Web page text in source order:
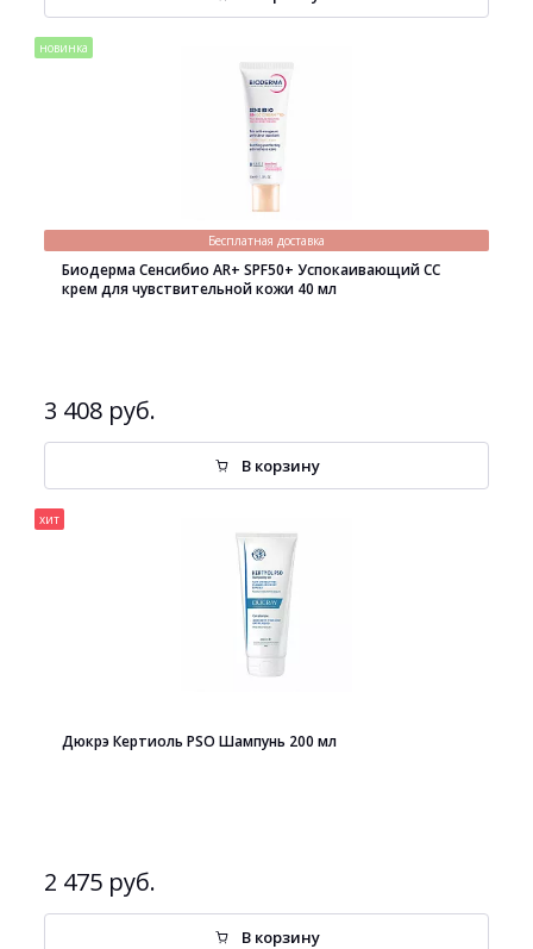
новинка
Бесплатная доставка
Биодерма Сенсибио AR+ SPF50+ Успокаивающий СС
крем для чувствительной кожи 40 мл
3 408 руб.
В корзину
хит
Дюкрэ Кертиоль PSO Шампунь 200 мл
2 475 руб.
В корзину